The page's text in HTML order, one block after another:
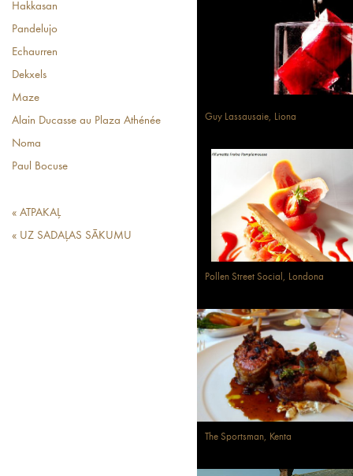
Hakkasan
Pandelujo
Echaurren
Dekxels
Maze
Alain Ducasse au Plaza Athénée
Noma
Paul Bocuse
« ATPAKAĻ
« UZ SADAĻAS SĀKUMU
Guy Lassausaie, Liona
Pollen Street Social, Londona
The Sportsman, Kenta